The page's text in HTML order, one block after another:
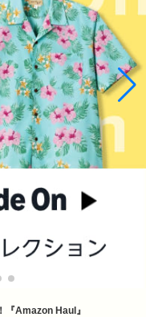
『Amazon Haul』